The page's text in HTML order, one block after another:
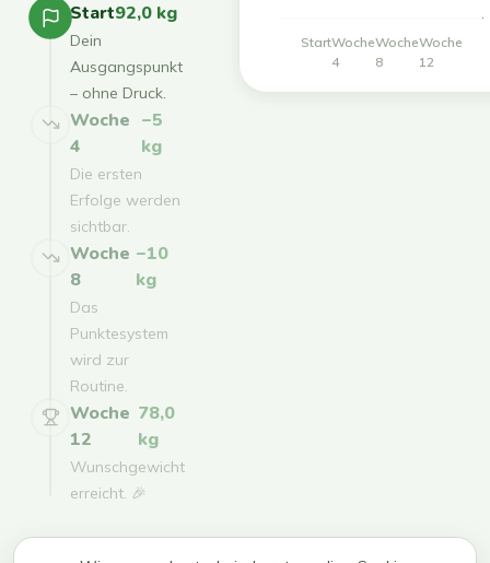
Start92,0 kg
Dein
Ausgangspunkt
– ohne Druck.
Woche
4
−5
kg
Die ersten
Erfolge werden
sichtbar.
Woche
8
−10
kg
Das
Punktesystem
wird zur
Routine.
Woche
12
78,0
kg
Wunschgewicht
erreicht. 🎉
StartWoche
4
Woche
8
Woche
12